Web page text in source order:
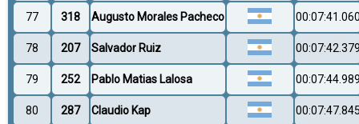
77 318 Augusto Morales Pacheco
78 207 Salvador Ruiz
79 252 Pablo Matias Lalosa
80 287 Claudio Kap